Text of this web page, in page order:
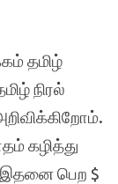
தமிழ்
நிரல்
கழித்து
பெற $